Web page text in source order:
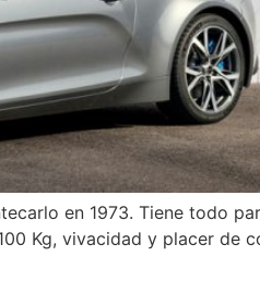
en 1973. Tiene todo
Kg, vivacidad y placer de